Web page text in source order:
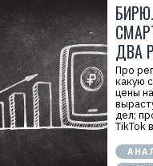
ДВА
Про
какую
цены
дел;
TikTok